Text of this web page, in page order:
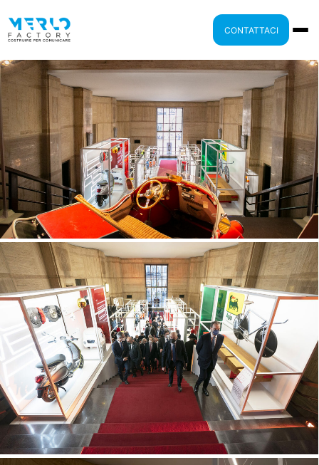
CONTATTACI